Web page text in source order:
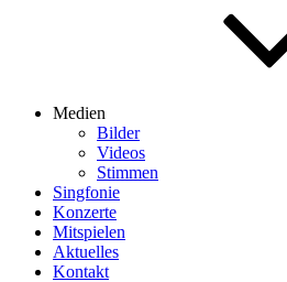
Medien
Bilder
Videos
Stimmen
Singfonie
Konzerte
Mitspielen
Aktuelles
Kontakt